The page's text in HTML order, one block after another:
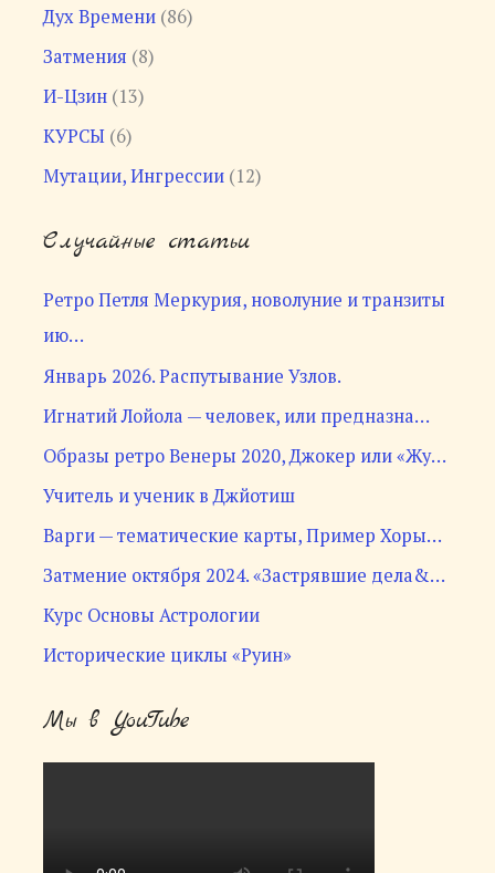
Дух Времени(86)
Затмения (8)
И-Цзин(13)
КУРСЫ(6)
Мутации, Ингрессии(12)
Случайные статьи
Ретро Петля Меркурия, новолуние и транзиты
ию…
Январь 2026. Распутывание Узлов.
Игнатий Лойола — человек, или предназна…
Образы ретро Венеры 2020, Джокер или «Жу…
Учитель и ученик в Джйотиш
Варги — тематические карты, Пример Хоры…
Затмение октября 2024. «Застрявшие дела&…
Курс Основы Астрологии
Исторические циклы «Руин»
Мы в YouTube